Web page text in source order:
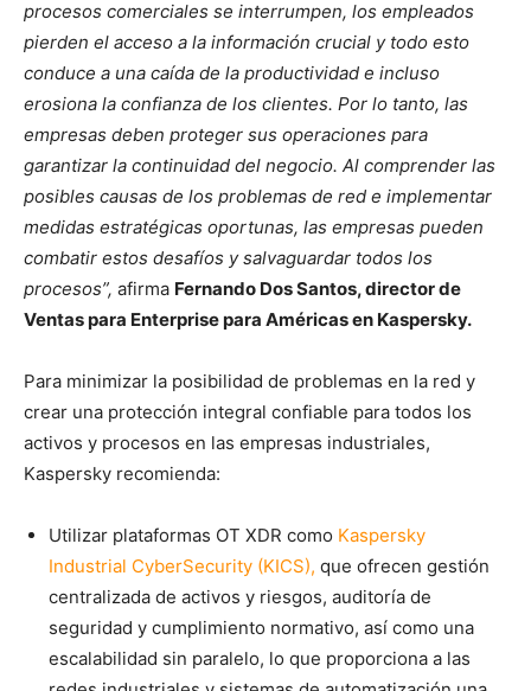
procesos comerciales se interrumpen, los empleados
pierden el acceso a la información crucial y todo esto
conduce a una caída de la productividad e incluso
erosiona la confianza de los clientes. Por lo tanto, las
empresas deben proteger sus operaciones para
garantizar la continuidad del negocio. Al comprender las
posibles causas de los problemas de red e implementar
medidas estratégicas oportunas, las empresas pueden
combatir estos desafíos y salvaguardar todos los
procesos”, afirma Fernando Dos Santos, director de
Ventas para Enterprise para Américas en Kaspersky.
Para minimizar la posibilidad de problemas en la red y
crear una protección integral confiable para todos los
activos y procesos en las empresas industriales,
Kaspersky recomienda:
Utilizar plataformas OT XDR como Kaspersky
Industrial CyberSecurity (KICS), que ofrecen gestión
centralizada de activos y riesgos, auditoría de
seguridad y cumplimiento normativo, así como una
escalabilidad sin paralelo, lo que proporciona a las